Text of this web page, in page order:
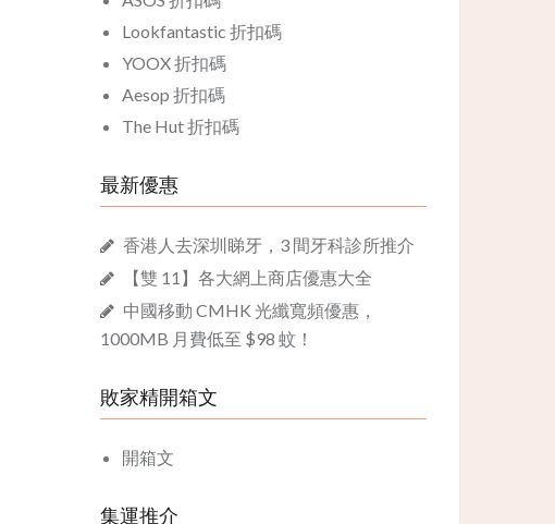
Lookfantastic 折扣碼
YOOX 折扣碼
Aesop 折扣碼
The Hut 折扣碼
最新優惠
香港人去深圳睇牙，3 間牙科診所推介
【雙 11】各大網上商店優惠大全
中國移動 CMHK 光纖寬頻優惠，
1000MB 月費低至 $98 蚊！
敗家精開箱文
開箱文
集運推介